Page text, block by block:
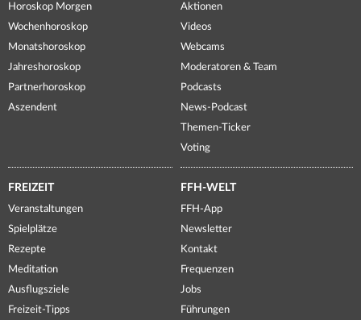
Horoskop Morgen
Wochenhoroskop
Monatshoroskop
Jahreshoroskop
Partnerhoroskop
Aszendent
Aktionen
Videos
Webcams
Moderatoren & Team
Podcasts
News-Podcast
Themen-Ticker
Voting
FREIZEIT
Veranstaltungen
Spielplätze
Rezepte
Meditation
Ausflugsziele
Freizeit-Tipps
FFH-WELT
FFH-App
Newsletter
Kontakt
Frequenzen
Jobs
Führungen